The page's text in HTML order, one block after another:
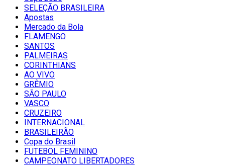
SELEÇÃO BRASILEIRA
Apostas
Mercado da Bola
FLAMENGO
SANTOS
PALMEIRAS
CORINTHIANS
AO VIVO
GRÊMIO
SĀO PAULO
VASCO
CRUZEIRO
INTERNACIONAL
BRASILEIRÃO
Copa do Brasil
FUTEBOL FEMININO
CAMPEONATO LIBERTADORES